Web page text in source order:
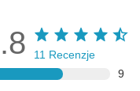
9
11 Recenzje